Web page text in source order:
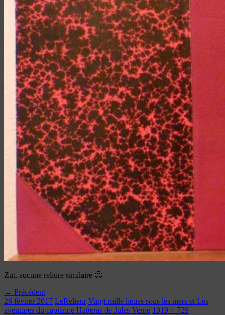
Zut, aucune reliure similaire 🙁
← Précédent
26 février 2017 LeRelieur Vingt mille lieues sous les mers et Les
aventures du capitaine Hatteras de Jules Verne 1019 × 729